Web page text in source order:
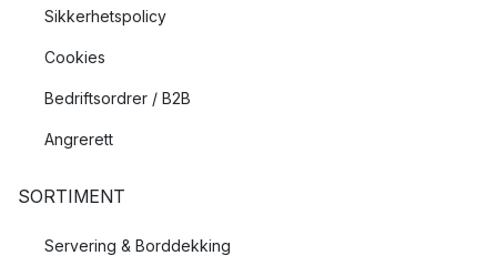
Sikkerhetspolicy
Cookies
Bedriftsordrer / B2B
Angrerett
SORTIMENT
Servering & Borddekking